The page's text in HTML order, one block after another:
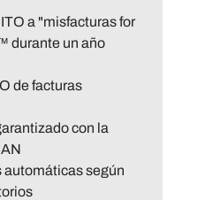
a "misfacturas for
durante un año
de facturas
con la
automáticassegún